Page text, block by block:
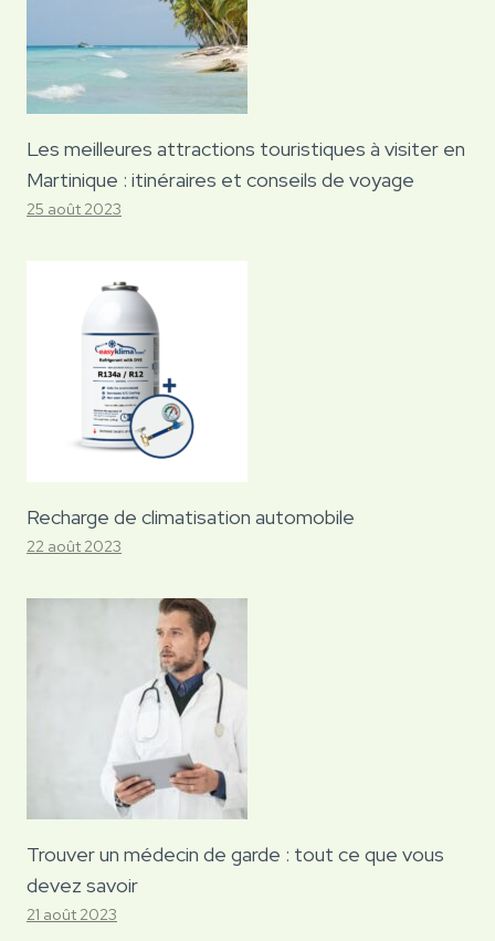
Les meilleures attractions touristiques à visiter en
Martinique : itinéraires et conseils de voyage
25 août 2023
Recharge de climatisation automobile
22 août 2023
Trouver un médecin de garde : tout ce que vous
devez savoir
21 août 2023